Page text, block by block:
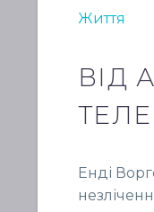
Життя
ВІД
Енді